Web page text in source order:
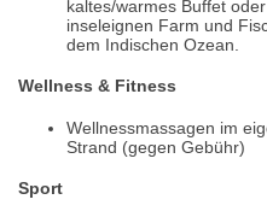
kaltes/warmes Buffet
inseleignen Farm und
dem Indischen Ozean.
Wellness & Fitness
Wellnessmassagen im
Strand (gegen Gebühr)
Sport